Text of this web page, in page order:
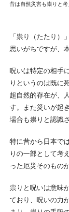
昔は自然災害も祟りと
「祟り（たたり）
思いがちですが、
呪いは特定の相手
りというのは既に
超自然的存在が、
す。また災いが起
場合も祟りと認識
特に昔から日本で
りの一部として考
った厄災そのもの
祟りと呪いは意味
ており、呪いの力